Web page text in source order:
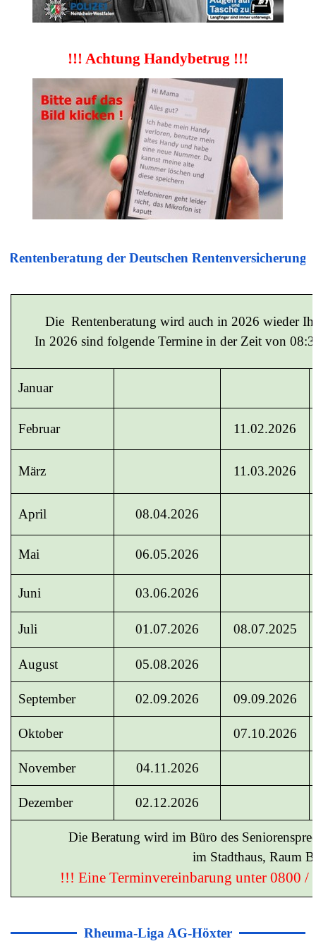
!!! Achtung Handybetrug !!!
Rentenberatung der Deutschen Rentenversicherung
Die Rentenberatung wird auch in 2026 wieder
In 2026 sind folgende Termine in der Zeit von
Januar
Februar 11.02.2026
März 11.03.2026
April 08.04.2026
Mai 06.05.2026
Juni 03.06.2026
Juli 01.07.2026 08.07.2025
August 05.08.2026
September 02.09.2026 09.09.2026
Oktober 07.10.2026
November 04.11.2026
Dezember 02.12.2026
Die Beratung wird im Büro des
im Stadthaus, Raum
!!! Eine Terminvereinbarung unter 0800
Rheuma-Liga AG-Höxter